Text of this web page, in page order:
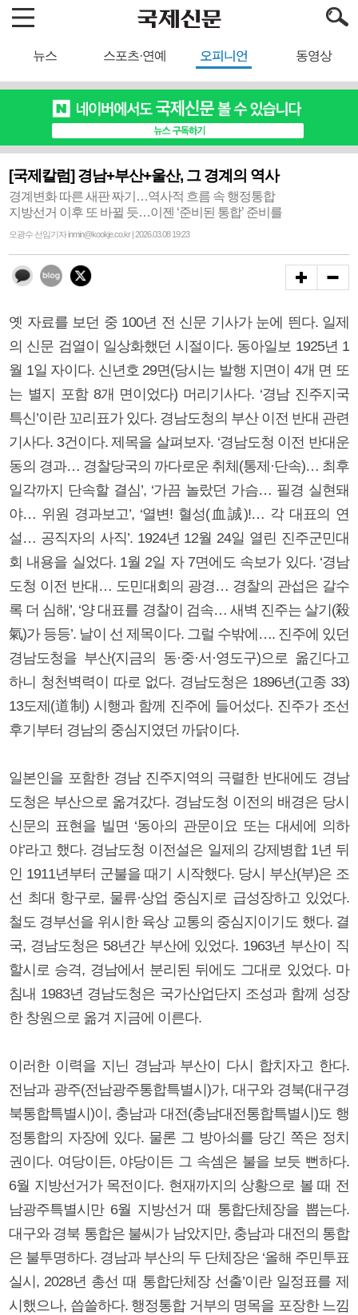
뉴스 스포츠·연예 오피니언 동영상
[국제칼럼] 경남+부산+울산, 그 경계의 역사
경계변화 따른 새판 짜기…역사적 흐름 속 행정통합
지방선거 이후 또 바뀔 듯…이젠 ‘준비된 통합’ 준비를
오광수 선임기자 inmin@kookje.co.kr | 2026.03.08 19:23
옛 자료를 보던 중 100년 전 신문 기사가 눈에 띈다. 일제
의 신문 검열이 일상화했던 시절이다. 동아일보 1925년 1
월 1일 자이다. 신년호 29면(당시는 발행 지면이 4개 면 또
는 별지 포함 8개 면이었다) 머리기사다. ‘경남 진주지국
특신’이란 꼬리표가 있다. 경남도청의 부산 이전 반대 관련
기사다. 3건이다. 제목을 살펴보자. ‘경남도청 이전 반대운
동의 경과… 경찰당국의 까다로운 취체(통제·단속)… 최후
일각까지 단속할 결심’, ‘가끔 놀랐던 가슴… 필경 실현돼
야… 위원 경과보고’, ‘열변! 혈성(血誠)!… 각 대표의 연
설… 공직자의 사직’. 1924년 12월 24일 열린 진주군민대
회 내용을 실었다. 1월 2일 자 7면에도 속보가 있다. ‘경남
도청 이전 반대… 도민대회의 광경… 경찰의 관섭은 갈수
록 더 심해’, ‘양 대표를 경찰이 검속… 새벽 진주는 살기(殺
氣)가 등등’. 날이 선 제목이다. 그럴 수밖에…. 진주에 있던
경남도청을 부산(지금의 동·중·서·영도구)으로 옮긴다고
하니 청천벽력이 따로 없다. 경남도청은 1896년(고종 33)
13도제(道制) 시행과 함께 진주에 들어섰다. 진주가 조선
후기부터 경남의 중심지였던 까닭이다.
일본인을 포함한 경남 진주지역의 극렬한 반대에도 경남
도청은 부산으로 옮겨갔다. 경남도청 이전의 배경은 당시
신문의 표현을 빌면 ‘동아의 관문이요 또는 대세에 의하
야’라고 했다. 경남도청 이전설은 일제의 강제병합 1년 뒤
인 1911년부터 군불을 때기 시작했다. 당시 부산(부)은 조
선 최대 항구로, 물류·상업 중심지로 급성장하고 있었다.
철도 경부선을 위시한 육상 교통의 중심지이기도 했다. 결
국, 경남도청은 58년간 부산에 있었다. 1963년 부산이 직
할시로 승격, 경남에서 분리된 뒤에도 그대로 있었다. 마
침내 1983년 경남도청은 국가산업단지 조성과 함께 성장
한 창원으로 옮겨 지금에 이른다.
이러한 이력을 지닌 경남과 부산이 다시 합치자고 한다.
전남과 광주(전남광주통합특별시)가, 대구와 경북(대구경
북통합특별시)이, 충남과 대전(충남대전통합특별시)도 행
정통합의 자장에 있다. 물론 그 방아쇠를 당긴 쪽은 정치
권이다. 여당이든, 야당이든 그 속셈은 불을 보듯 뻔하다.
6월 지방선거가 목전이다. 현재까지의 상황으로 볼 때 전
남광주특별시만 6월 지방선거 때 통합단체장을 뽑는다.
대구와 경북 통합은 불씨가 남았지만, 충남과 대전의 통합
은 불투명하다. 경남과 부산의 두 단체장은 ‘올해 주민투표
실시, 2028년 총선 때 통합단체장 선출’이란 일정표를 제
시했으나, 씁쓸하다. 행정통합 거부의 명목을 포장한 느낌